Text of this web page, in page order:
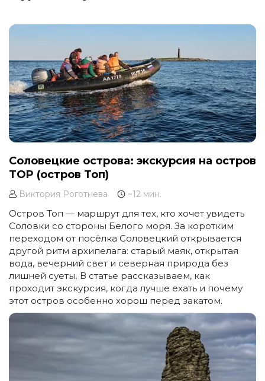
Соловецкие острова: экскурсия на остров
TOP (остров Топ)
Виктория Роготнева ~12 мин.
Остров Топ — маршрут для тех, кто хочет увидеть
Соловки со стороны Белого моря. За коротким
переходом от посёлка Соловецкий открывается
другой ритм архипелага: старый маяк, открытая
вода, вечерний свет и северная природа без
лишней суеты. В статье рассказываем, как
проходит экскурсия, когда лучше ехать и почему
этот остров особенно хорош перед закатом.